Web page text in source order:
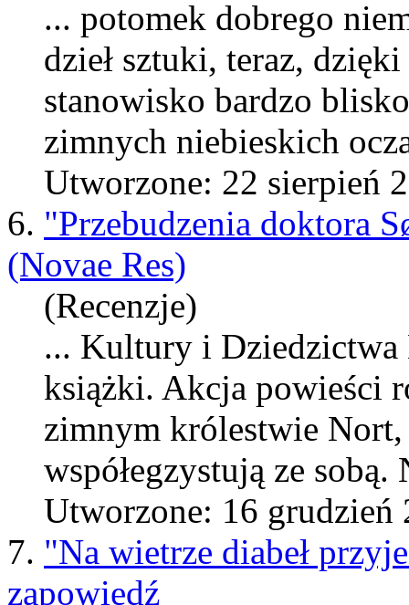
... potomek dobrego
dzieł sztuki, teraz,
stanowisko bardzo
zimnych niebieskich
Utworzone: 22 sierpień
6. "Przebudzenia doktora
(Novae Res)
(Recenzje)
... Kultury i Dziedzictwa
książki. Akcja powieści
zimnym królestwie
współegzystują ze
Utworzone: 16 grudzień
7. "Na wietrze diabeł
zapowiedź